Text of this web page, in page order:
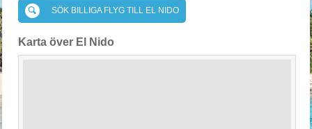
SÖK BILLIGA FLYG TILL EL NIDO
Karta över El Nido